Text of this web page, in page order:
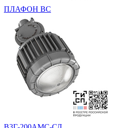
ПЛАФОН ВС